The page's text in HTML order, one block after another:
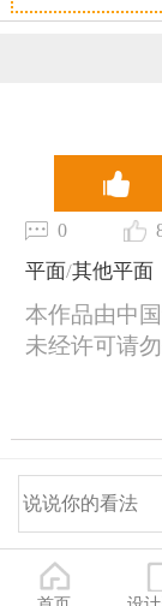
恭
0
平面/其他平面
本作品由中
未经许可请
© 2014-
深圳市中设网络
地址：深圳龙华